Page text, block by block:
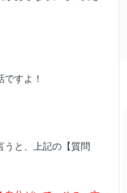
すよ！
うと、上記の【質問